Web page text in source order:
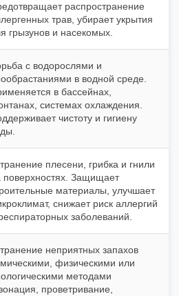
распространение
трав, убирает укрытия
грызунов и насекомых.
с водорослями и
в водной среде.
в бассейнах,
системах охлаждения.
чистоту и гигиену
плесени, грибка и гнили
поверхностях. Защищает
материалы, улучшает
снижает риск аллергий
заболеваний.
неприятных запахов
физическими или
методами
проветривание,